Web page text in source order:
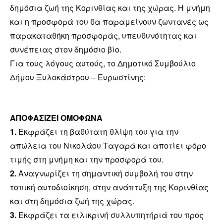
δημόσια ζωή της Κορινθίας και της χώρας. Η μνήμη
και η προσφορά του θα παραμείνουν ζωντανές ως
παρακαταθήκη προσφοράς, υπευθυνότητας και
συνέπειας στον δημόσιο βίο.
Για τους λόγους αυτούς, το Δημοτικό Συμβούλιο
Δήμου Ξυλοκάστρου – Ευρωστίνης:
ΑΠΟΦΑΣΙΖΕΙ ΟΜΟΦΩΝΑ
1. Εκφράζει τη βαθύτατη θλίψη του για την
απώλεια του Νικολάου Ταγαρά και αποτίει φόρο
τιμής στη μνήμη και την προσφορά του.
2.Αναγνωρίζει τη σημαντική συμβολή του στην
τοπική αυτοδιοίκηση, στην ανάπτυξη της Κορινθίας
και στη δημόσια ζωή της χώρας.
3. Εκφράζει τα ειλικρινή συλλυπητήριά του προς